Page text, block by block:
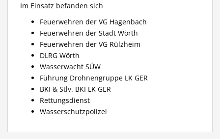
Im Einsatz befanden sich
Feuerwehren der VG Hagenbach
Feuerwehren der Stadt Wörth
Feuerwehren der VG Rülzheim
DLRG Wörth
Wasserwacht SÜW
Führung Drohnengruppe LK GER
BKI & Stlv. BKI LK GER
Rettungsdienst
Wasserschutzpolizei